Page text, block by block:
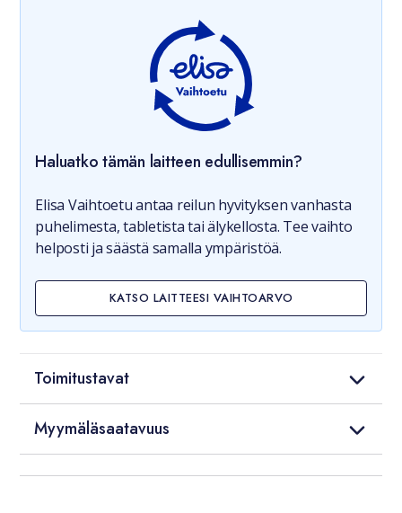
Haluatko tämän laitteen edullisemmin?
Elisa Vaihtoetu antaa reilun hyvityksen vanhasta
puhelimesta, tabletista tai älykellosta. Tee vaihto
helposti ja säästä samalla ympäristöä.
KATSO LAITTEESI VAIHTOARVO
Toimitustavat
Myymäläsaatavuus